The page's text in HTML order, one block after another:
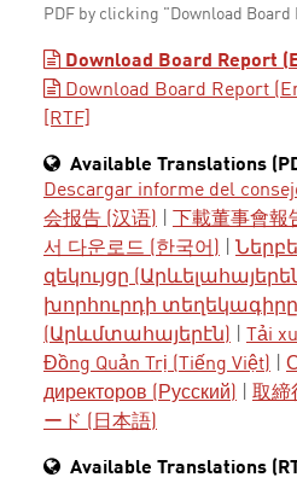
PDF by clicking "Download Board
Download Board Report
Download Board Report
[RTF]
Available Translations
Descargar informe del
会报告 (汉语)
下載董事會報
서 다운로드 (한국어)
զեկույցը
խորհուրդի տեղեկագիրը
(Արևմտահայերէն)
Tải
Đồng Quản Trị (Tiếng Việt)
директоров (Русский)
取締
ード (日本語)
Available Translations